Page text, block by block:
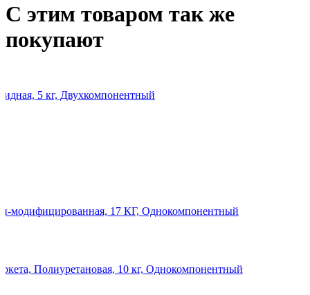
С этим товаром так же
покупают
5 кг, Двухкомпонентный
модифицированная, 17 КГ, Однокомпонентный
Полиуретановая, 10 кг, Однокомпонентный